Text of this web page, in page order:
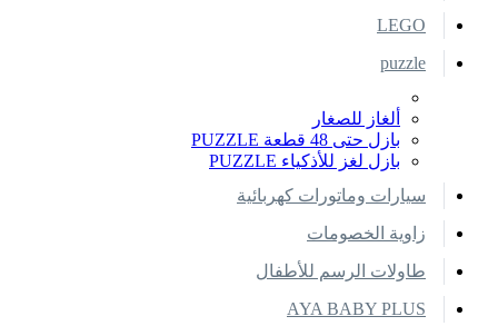
LEGO
puzzle
ألغاز للصغار
بازل حتى 48 قطعة PUZZLE
بازل لغز للأذكياء PUZZLE
سيارات وماتورات كهربائية
زاوية الخصومات
طاولات الرسم للأطفال
AYA BABY PLUS